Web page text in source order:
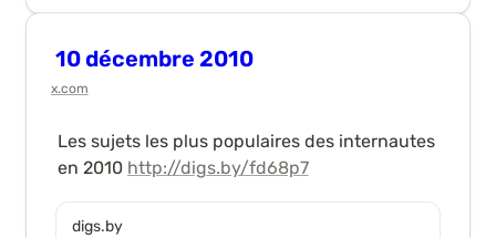
10 décembre 2010
x.com
Les sujets les plus populaires des internautes
en 2010 http://digs.by/fd68p7
digs.by